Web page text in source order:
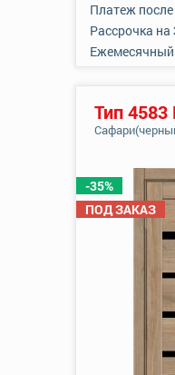
Платеж
Рассрочка на
-35%
ПОД ЗАКАЗ
Тип